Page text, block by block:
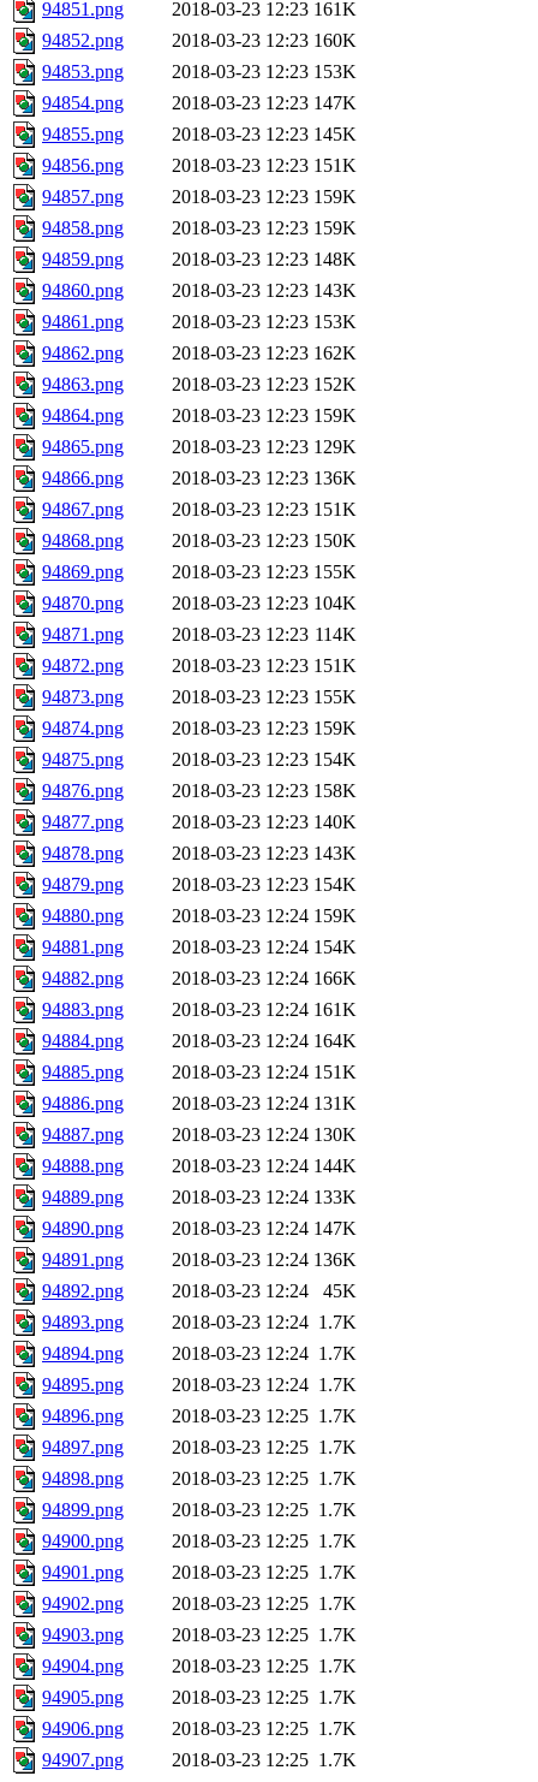
94851.png 2018-03-23 12:23 161K
94852.png
2018-03-23 12:23 160K
94853.png
2018-03-23 12:23 153K
94854.png
2018-03-23 12:23 147K
94855.png
2018-03-23 12:23 145K
94856.png
2018-03-23 12:23 151K
94857.png
2018-03-23 12:23 159K
94858.png
2018-03-23 12:23 159K
94859.png
2018-03-23 12:23 148K
94860.png
2018-03-23 12:23 143K
94861.png
2018-03-23 12:23 153K
94862.png
2018-03-23 12:23 162K
94863.png
2018-03-23 12:23 152K
94864.png
2018-03-23 12:23 159K
94865.png
2018-03-23 12:23 129K
94866.png
2018-03-23 12:23 136K
94867.png
2018-03-23 12:23 151K
94868.png
2018-03-23 12:23 150K
94869.png
2018-03-23 12:23 155K
94870.png
2018-03-23 12:23 104K
94871.png
2018-03-23 12:23 114K
94872.png
2018-03-23 12:23 151K
94873.png
2018-03-23 12:23 155K
94874.png
2018-03-23 12:23 159K
94875.png
2018-03-23 12:23 154K
94876.png
2018-03-23 12:23 158K
94877.png
2018-03-23 12:23 140K
94878.png
2018-03-23 12:23 143K
94879.png
2018-03-23 12:23 154K
94880.png
2018-03-23 12:24 159K
94881.png
2018-03-23 12:24 154K
94882.png
2018-03-23 12:24 166K
94883.png
2018-03-23 12:24 161K
94884.png
2018-03-23 12:24 164K
94885.png
2018-03-23 12:24 151K
94886.png
2018-03-23 12:24 131K
94887.png
2018-03-23 12:24 130K
94888.png
2018-03-23 12:24 144K
94889.png
2018-03-23 12:24 133K
94890.png
2018-03-23 12:24 147K
94891.png
2018-03-23 12:24 136K
94892.png
2018-03-23 12:24
45K
94893.png
2018-03-23 12:24 1.7K
94894.png
2018-03-23 12:24 1.7K
94895.png
2018-03-23 12:24 1.7K
94896.png
2018-03-23 12:25 1.7K
94897.png
2018-03-23 12:25 1.7K
94898.png
2018-03-23 12:25 1.7K
94899.png
2018-03-23 12:25 1.7K
94900.png
2018-03-23 12:25 1.7K
94901.png
2018-03-23 12:25 1.7K
94902.png
2018-03-23 12:25 1.7K
94903.png
2018-03-23 12:25 1.7K
94904.png
2018-03-23 12:25 1.7K
94905.png
2018-03-23 12:25 1.7K
94906.png
2018-03-23 12:25 1.7K
94907.png
2018-03-23 12:25 1.7K